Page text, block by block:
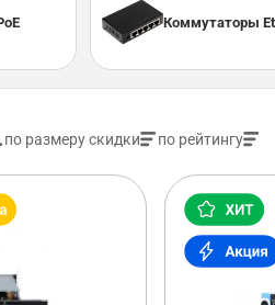
Коммутаторы
по размеру скидки по рейтингу